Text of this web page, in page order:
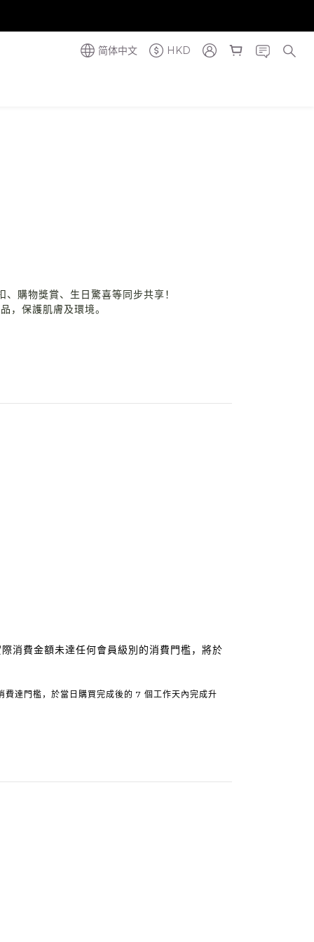
简体中文 HKD
物獎賞、生日驚喜等同步共享！
，保護肌膚及環境。
消費金額未達任何會員級別的消費門檻，將於
達門檻，於當日購買完成後的 7 個工作天內完成升